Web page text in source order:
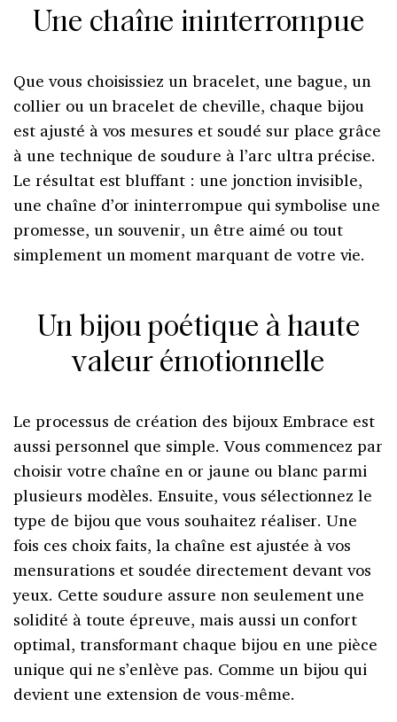
Une chaîne ininterrompue
Que vous choisissiez un bracelet, une bague, un
collier ou un bracelet de cheville, chaque bijou
est ajusté à vos mesures et soudé sur place grâce
à une technique de soudure à l’arc ultra précise.
Le résultat est bluffant : une jonction invisible,
une chaîne d’or ininterrompue qui symbolise une
promesse, un souvenir, un être aimé ou tout
simplement un moment marquant de votre vie.
Un bijou poétique à haute
valeur émotionnelle
Le processus de création des bijoux Embrace est
aussi personnel que simple. Vous commencez par
choisir votre chaîne en or jaune ou blanc parmi
plusieurs modèles. Ensuite, vous sélectionnez le
type de bijou que vous souhaitez réaliser. Une
fois ces choix faits, la chaîne est ajustée à vos
mensurations et soudée directement devant vos
yeux. Cette soudure assure non seulement une
solidité à toute épreuve, mais aussi un confort
optimal, transformant chaque bijou en une pièce
unique qui ne s’enlève pas. Comme un bijou qui
devient une extension de vous-même.